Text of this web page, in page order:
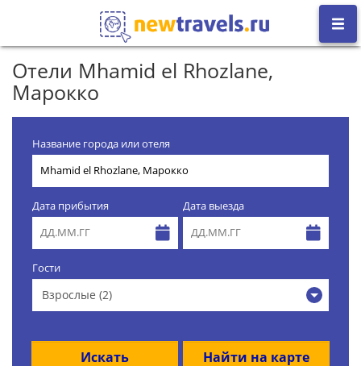
Отели Mhamid el Rhozlane,
Марокко
Название города или отеля
Дата прибытия Дата выезда
Гости
Взрослые (2)
Искать Найти на карте